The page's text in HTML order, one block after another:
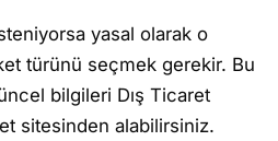
yasal olarak o
türünü seçmek gerekir. Bu
bilgileri Dış Ticaret
sitesinden alabilirsiniz.